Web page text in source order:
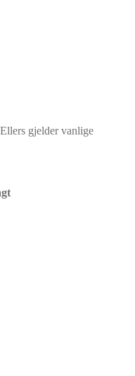
gjelder vanlige